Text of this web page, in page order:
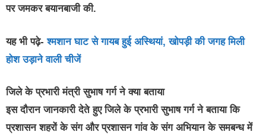
पर जमकर बयानबाजी की.
यह भी पढ़े-श्मशान घाट से गायब हुई अस्थियां, खोपड़ी की जगह मिली
होश उड़ाने वाली चीजें
जिले के प्रभारी मंत्री सुभाष गर्ग ने क्या बताया
इस दौरान जानकारी देते हुए जिले के प्रभारी सुभाष गर्ग ने बताया कि
प्रशासन शहरों के संग और प्रशासन गांव के संग अभियान के समबन्ध में